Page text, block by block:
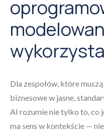
Dla zespołów, które
biznesowe w jasne,
AI rozumie nie tylko to, co
ma sens w kontekście —